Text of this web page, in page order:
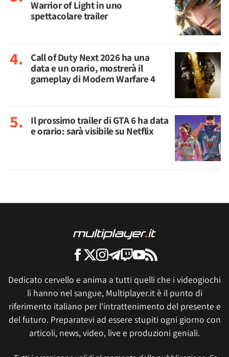
Warrior of Light in uno
spettacolare trailer
Call of Duty Next 2026 ha una
data e un orario, mostrerà il
gameplay di Modern Warfare 4
Il prossimo trailer di GTA 6 ha data
e orario: sarà visibile su Netflix
Dedicato cervello e anima a tutti quelli che i videogiochi
li hanno nel sangue, Multiplayer.it è il punto di
riferimento italiano per l'intrattenimento del presente e
del futuro. Preparatevi ad essere stupiti ogni giorno con
articoli, news, video, live e produzioni geniali.